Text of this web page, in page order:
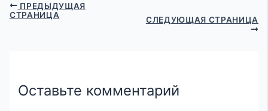
ПРЕДЫДУЩАЯ
СТРАНИЦА
СЛЕДУЮЩАЯ СТРАНИЦА
Оставьте комментарий